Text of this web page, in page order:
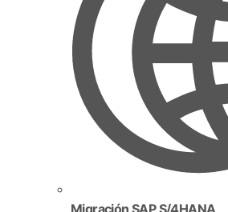
Migración SAP S/4HANA